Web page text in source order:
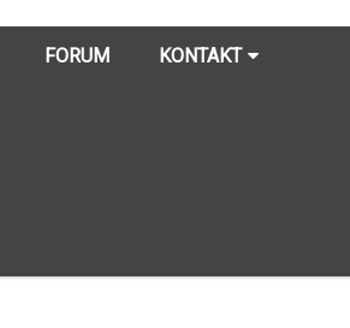
FORUM KONTAKT